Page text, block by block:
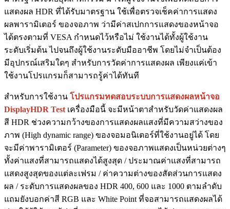
แสดงผล HDR ที่ได้รับมาตรฐาน ใช้เพื่อตรวจเช็คค่าการแสดง
ผลพารามิเตอร์ ของจอภาพ ว่ามีค่าสเปกการแสดงของหน้าจอ
ได้ตรงตามที่ VESA กำหนดไว้หรือไม่ ใช้งานได้ทั้งผู้ใช้งาน
ระดับเริ่มต้น ไปจนถึงผู้ใช้งานระดับมืออาชีพ โดยไม่จำเป็นต้อง
มีอุปกรณ์เสริมใดๆ สำหรับการวัดค่าการแสดงผล เพียงแค่เข้า
ใช้งานโปรแกรมก็สามารถรู้ค่าได้ทันที
สำหรับการใช้งาน โปรแกรมทดสอบระบบการแสดงผลหน้าจอ
DisplayHDR Test เครื่องมือนี้ จะมีหน้าตาสำหรับวัดค่าแสดงผล
สี HDR ช่วงความกว้างของการแสดงผลแสงที่มีความสว่างของ
ภาพ (High dynamic range) ของจอมอนิเตอร์ที่ใช้งานอยู่ได้ โดย
จะมีค่าพารามิเตอร์ (Parameter) ของจอภาพแสดงเป็นหน่วยต่างๆ
ทั้งค่าแสงที่สามารถแสดงได้สูงสุด / ประมาณค่าแสงที่สามารถ
แสดงสูงสุดของแต่ละเฟรม / ค่าความต่างของสัดส่วนการแสดง
ผล / ระดับการแสดงผลของ HDR 400, 600 และ 1000 ตามลำดับ
แถมยังบอกค่าสี RGB และ White Point ที่จอสามารถแสดงผลได้